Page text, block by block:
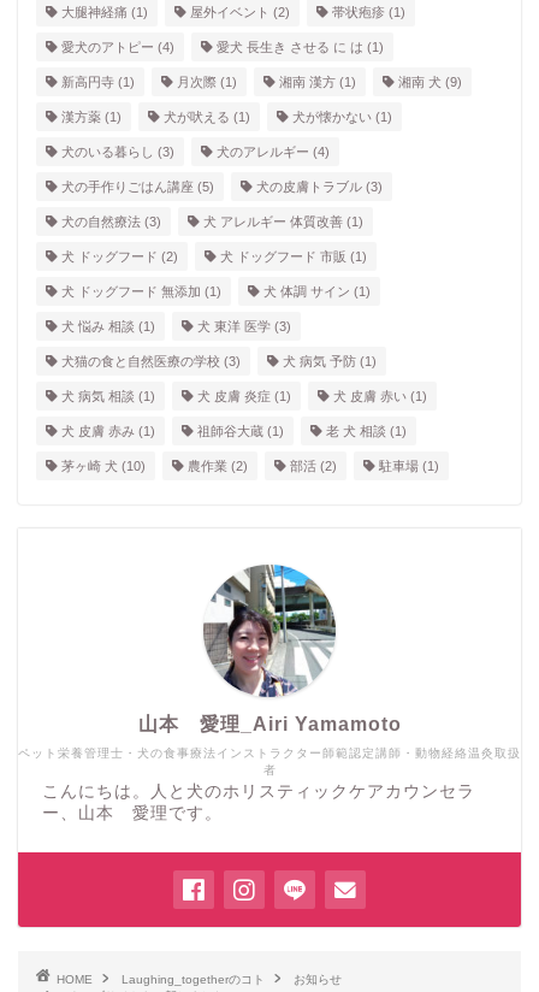
大腿神経痛 (1) 屋外イベント (2) 帯状疱疹 (1)
愛犬のアトピー (4) 愛犬 長生き させる に は (1)
新高円寺 (1) 月次際 (1) 湘南 漢方 (1) 湘南 犬 (9)
漢方薬 (1) 犬が吠える (1) 犬が懐かない (1)
犬のいる暮らし (3) 犬のアレルギー (4)
犬の手作りごはん講座 (5) 犬の皮膚トラブル (3)
犬の自然療法 (3) 犬 アレルギー 体質改善 (1)
犬 ドッグフード (2) 犬 ドッグフード 市販 (1)
犬 ドッグフード 無添加 (1) 犬 体調 サイン (1)
犬 悩み 相談 (1) 犬 東洋 医学 (3)
犬猫の食と自然医療の学校 (3) 犬 病気 予防 (1)
犬 病気 相談 (1) 犬 皮膚 炎症 (1) 犬 皮膚 赤い (1)
犬 皮膚 赤み (1) 祖師谷大蔵 (1) 老 犬 相談 (1)
茅ヶ崎 犬 (10) 農作業 (2) 部活 (2) 駐車場 (1)
ペット栄養管理士・犬の食事療法インストラクター師範認定講師・動物経絡温灸取扱
者
山本 愛理_Airi Yamamoto
こんにちは。人と犬のホリスティックケアカウンセラ
ー、山本 愛理です。
HOME Laughing_togetherのコト
お知らせ